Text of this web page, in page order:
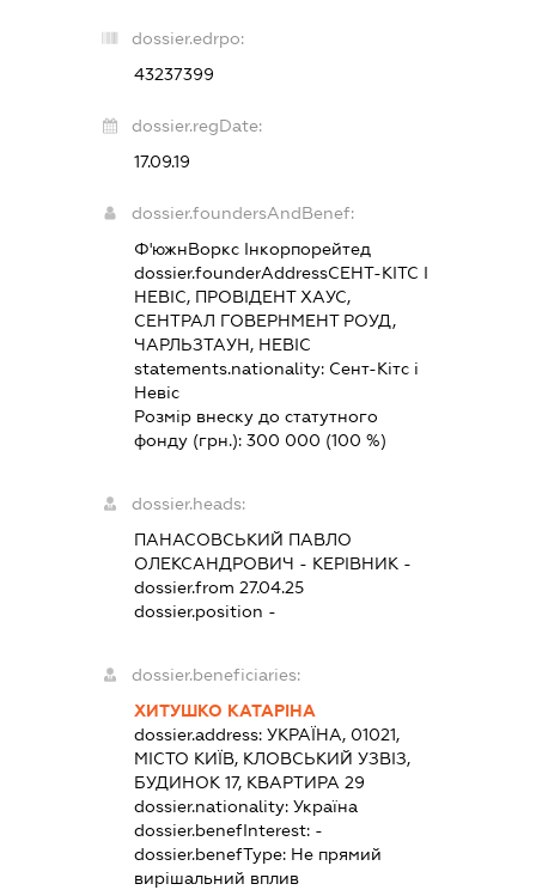
dossier.edrpo:
43237399
dossier.regDate:
17.09.19
dossier.foundersAndBenef:
Ф'южнВоркс Інкорпорейтед
dossier.founderAddressСЕНТ-КІТС І
НЕВІС, ПРОВІДЕНТ ХАУС,
СЕНТРАЛ ГОВЕРНМЕНТ РОУД,
ЧАРЛЬЗТАУН, НЕВІС
statements.nationality: Сент-Кітс і
Невіс
Розмір внеску до статутного
фонду (грн.):300 000 (100 %)
dossier.heads:
ПАНАСОВСЬКИЙ ПАВЛО
ОЛЕКСАНДРОВИЧ - КЕРІВНИК -
dossier.from 27.04.25
dossier.position -
dossier.beneficiaries:
ХИТУШКО КАТАРІНА
dossier.address:УКРАЇНА, 01021,
МІСТО КИЇВ, КЛОВСЬКИЙ УЗВІЗ,
БУДИНОК 17, КВАРТИРА 29
dossier.nationality:Україна
dossier.benefInterest: -
dossier.benefType: Не прямий
вирішальний вплив